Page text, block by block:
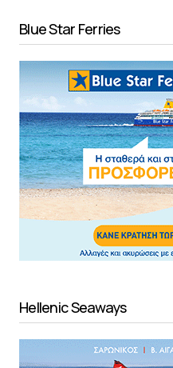
Blue Star Ferries
Hellenic Seaways